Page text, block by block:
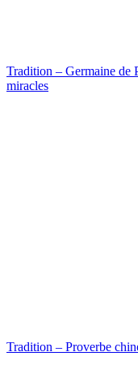
Tradition – Germaine de
miracles
Tradition – Proverbe